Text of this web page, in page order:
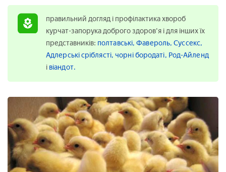
правильний догляд і профілактика хвороб
курчат-запорука доброго здоров'я і для інших їх
представників: полтавські,Фавероль,Суссекс,
Адлерські сріблясті, чорні бородаті, Род-Айленд
і віандот.